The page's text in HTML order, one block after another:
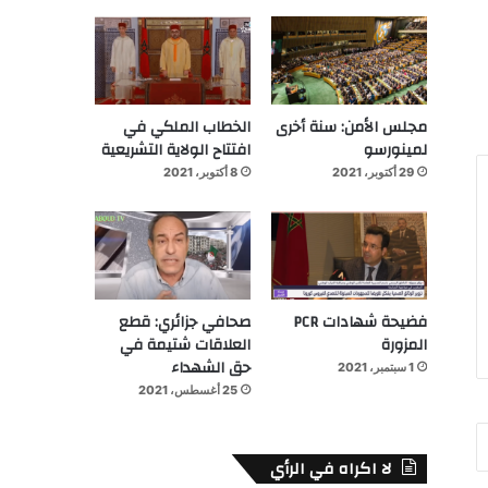
مجلس الأمن: سنة أخرى
لمينورسو
29 أكتوبر، 2021
الخطاب الملكي في
افتتاح الولاية التشريعية
8 أكتوبر، 2021
فضيحة شهادات PCR
المزورة
1 سبتمبر، 2021
صحافي جزائري: قطع
العلاقات شتيمة في
حق الشهداء
25 أغسطس، 2021
لا اكراه في الرأي